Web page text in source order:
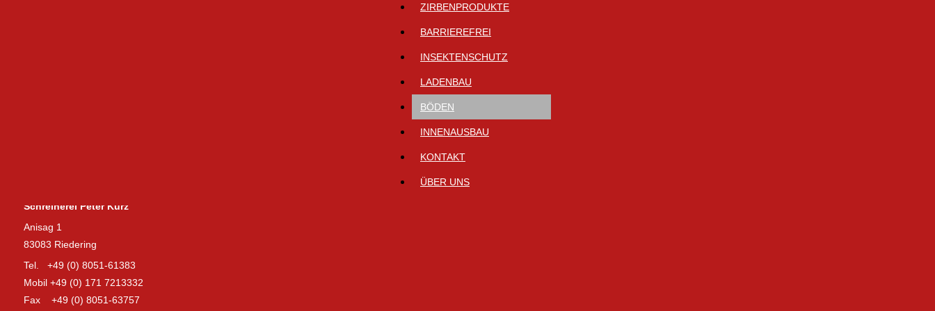
ZIRBENPRODUKTE
BARRIEREFREI
INSEKTENSCHUTZ
LADENBAU
BÖDEN
INNENAUSBAU
KONTAKT
ÜBER UNS
Schreinerei Peter Kurz
Anisag 1
83083 Riedering
Tel. +49 (0) 8051-61383
Mobil +49 (0) 171 7213332
Fax +49 (0) 8051-63757